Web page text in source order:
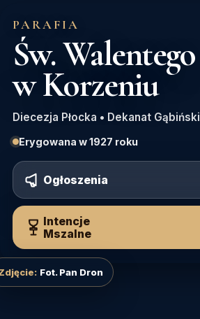
PARAFIA
Św. Walentego
w Korzeniu
Diecezja Płocka • Dekanat Gąbiński
Erygowana w 1927 roku
Ogłoszenia
Intencje
Mszalne
Fot. Pan Dron